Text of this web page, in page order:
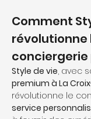
Comment
révolutionne
conciergerie
Style de vie, avec
premium à La
révolutionne le
service